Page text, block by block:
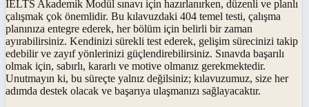
IELTS Akademik Modül sınavı için hazırlanırken, düzenli ve planlı
çalışmak çok önemlidir. Bu kılavuzdaki 404 temel testi, çalışma
planınıza entegre ederek, her bölüm için belirli bir zaman
ayırabilirsiniz. Kendinizi sürekli test ederek, gelişim sürecinizi takip
edebilir ve zayıf yönlerinizi güçlendirebilirsiniz. Sınavda başarılı
olmak için, sabırlı, kararlı ve motive olmanız gerekmektedir.
Unutmayın ki, bu süreçte yalnız değilsiniz; kılavuzumuz, size her
adımda destek olacak ve başarıya ulaşmanızı sağlayacaktır.